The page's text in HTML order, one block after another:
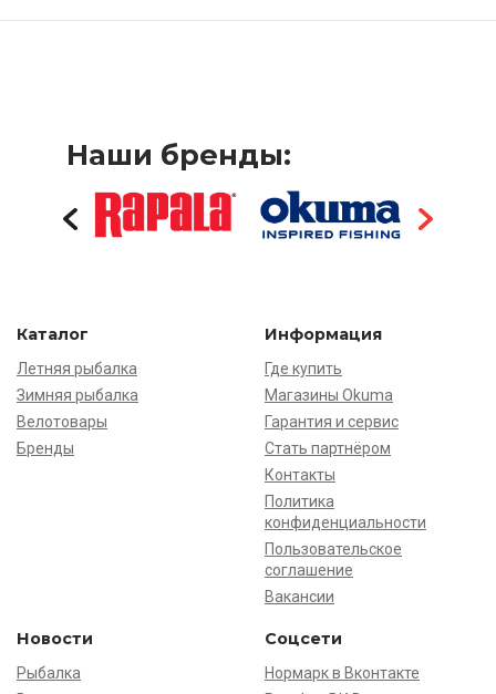
Наши бренды:
Каталог
Летняя рыбалка
Зимняя рыбалка
Велотовары
Бренды
Информация
Где купить
Магазины Okuma
Гарантия и сервис
Стать партнёром
Контакты
Политика
конфиденциальности
Пользовательское
соглашение
Вакансии
Новости
Рыбалка
Соцсети
Нормарк в Вконтакте